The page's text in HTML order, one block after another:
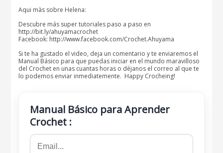
Aqui màs sobre Helena:
Descubre más super tutoriales paso a paso en
http://bit.ly/ahuyamacrochet
Facebook: http://www.facebook.com/Crochet.Ahuyama
Si te ha gustado el video, deja un comentario y te enviaremos el
Manual Básico para que puedas iniciar en el mundo maravilloso
del Crochet en unas cuantas horas o déjanos el correo al que te
lo podemos enviar inmediatemente. Happy Crocheing!
Manual Básico para Aprender
Crochet :